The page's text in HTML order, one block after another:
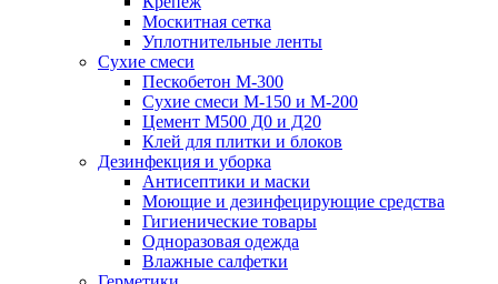
Москитная сетка
Уплотнительные ленты
Сухие смеси
Пескобетон М-300
Сухие смеси М-150 и М-200
Цемент М500 Д0 и Д20
Клей для плитки и блоков
Дезинфекция и уборка
Антисептики и маски
Моющие и дезинфецирующие средства
Гигиенические товары
Одноразовая одежда
Влажные салфетки